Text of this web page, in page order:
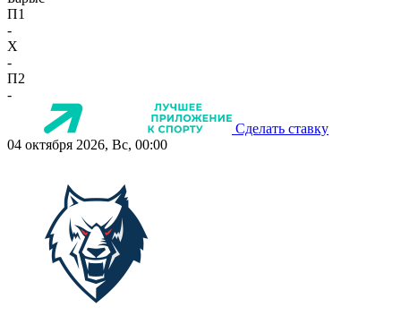
П1
-
X
-
П2
-
Сделать ставку
04 октября 2026, Вс, 00:00